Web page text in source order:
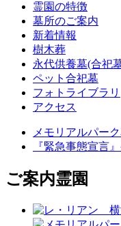
霊園の特徴
墓所のご案内
新着情報
樹木葬
永代供養墓(合祀
ペット合祀墓
フォトライブラリ
アクセス
メモリアルパー
『緊急事態宣言
ご案内霊園